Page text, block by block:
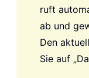
ruft
ab und
Den
Sie auf